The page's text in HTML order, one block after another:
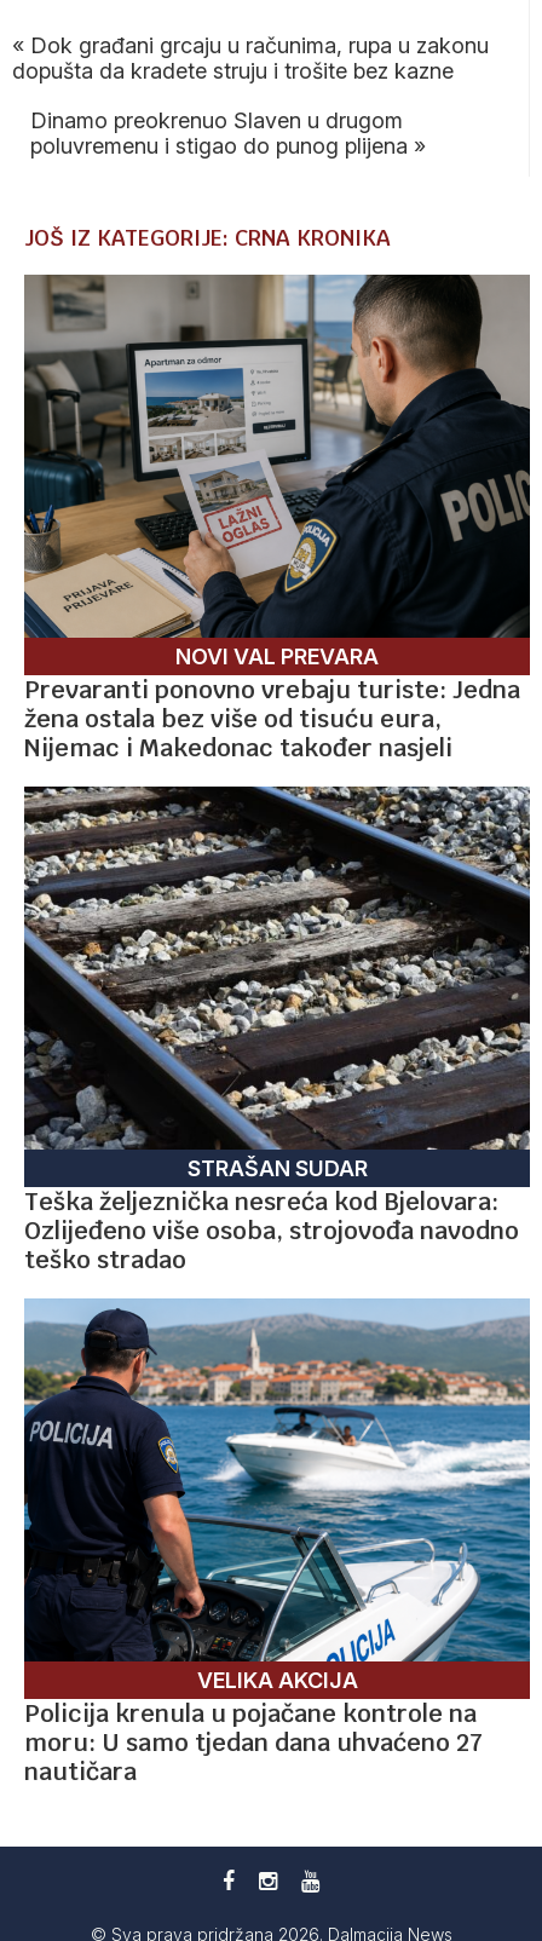
« Dok građani grcaju u računima, rupa u zakonu
dopušta da kradete struju i trošite bez kazne
Dinamo preokrenuo Slaven u drugom
poluvremenu i stigao do punog plijena »
JOŠ IZ KATEGORIJE: CRNA KRONIKA
NOVI VAL PREVARA
Prevaranti ponovno vrebaju turiste: Jedna
žena ostala bez više od tisuću eura,
Nijemac i Makedonac također nasjeli
STRAŠAN SUDAR
Teška željeznička nesreća kod Bjelovara:
Ozlijeđeno više osoba, strojovođa navodno
teško stradao
VELIKA AKCIJA
Policija krenula u pojačane kontrole na
moru: U samo tjedan dana uhvaćeno 27
nautičara
© Sva prava pridržana 2026. Dalmacija News